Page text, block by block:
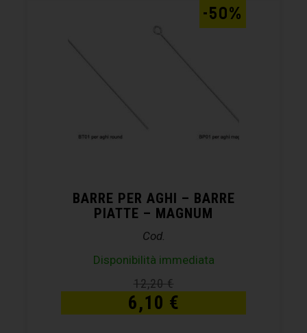
BARRE PER AGHI – BARRE
PIATTE – MAGNUM
Cod.
Disponibilità immediata
12,20€
6,10 €
-50%